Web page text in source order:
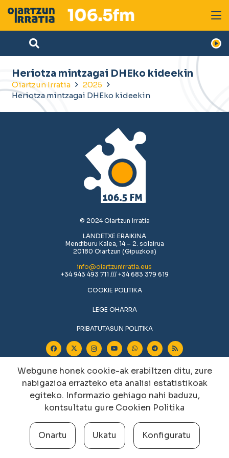
Heriotza mintzagai DHEko kideekin
Oiartzun Irratia
2025
Heriotza mintzagai DHEko kideekin
© 2024 Oiartzun Irratia
LANDETXE ERAIKINA
Mendiburu Kalea, 14 – 2. solairua
20180 Oiartzun (Gipuzkoa)
info@oiartzunirratia.eus
+34 943 493 711 /// +34 683 379 619
COOKIE POLITIKA
LEGE OHARRA
PRIBATUTASUN POLITIKA
Cookien konfigurazioa aldatu
Webgune honek cookie-ak erabiltzen ditu, zure
nabigazioa errazteko eta analisi estatistikoak
egiteko. Informazio gehiago nahi baduzu,
kontsultatu gure Cookien Politika
Onartu Ukatu Konfiguratu